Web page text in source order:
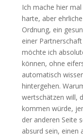
Ich mache hier
harte, aber
Ordnung, ein
einer
möchte ich
können, ohne
automatisch
hintergehen.
wertschätzen will,
kommen würde,
der anderen Seite
absurd sein, einen